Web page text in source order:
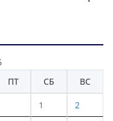
ПТ СБ ВС
1 2